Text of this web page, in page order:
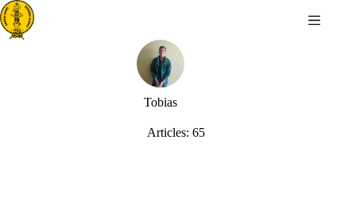
Passer
au
contenu
Tobias
Articles: 65